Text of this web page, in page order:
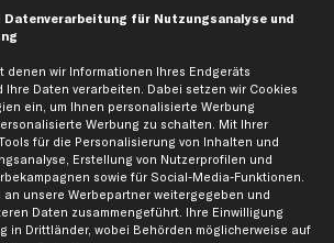
& Specials.
und Angebote im Shop informiert werden und
ein. Eine Abmeldung ist jederzeit möglich.
für Nutzungsanalyse und
denen wir Informationen Ihres Endgeräts
Daten verarbeiten. Dabei setzen wir Cookies
ein, um Ihnen personalisierte Werbung
Werbung zu schalten. Mit Ihrer
für die Personalisierung von Inhalten und
Erstellung von Nutzerprofilen und
sowie für Social-Media-Funktionen.
an unsere Werbepartner weitergegeben und
Daten zusammengeführt. Ihre Einwilligung
in Drittländer, wobei Behörden möglicherweise auf